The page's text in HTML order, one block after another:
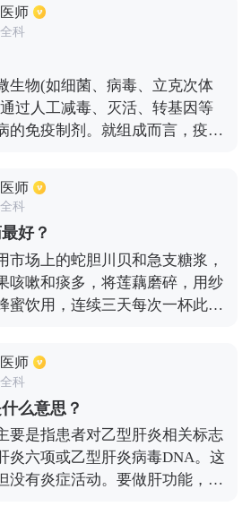
病毒
师
科
生物(如细菌、病毒、立克次体
过人工减毒、灭活、转基因等
的免疫制剂。就组成而言，疫苗
没有致病性，对身体无害。当身
时，免疫系统会根据先前的记忆
防止病原体入侵或抵抗对身体的
师
科
好？
市场上的蛇胆川贝和急支糖浆，
咳嗽和痰多，将莲藕磨碎，用纱
蜜饮用，连续三天每次一杯此
，将麦芽糖和汁喝掉，1-2次后
。此外，将500克嫩豆腐、5克陈
锅中，用水煎煮。豆腐煮熟后
如果咳嗽不能长时间治愈，病人
生，以避免延误治疗时间和加重
注意保暖、通风，多喝白开水。
师
科
么意思？
要是指患者对乙型肝炎相关标志
炎六项或乙型肝炎病毒DNA。这
没有炎症活动。要做肝功能，肝